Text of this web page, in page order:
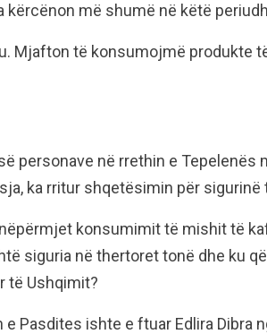
më shumë në këtë
Mjafton të konsumojmë produkte
personave në rrethin e Tepelenës
ka rritur shqetësimin për sigurinë
konsumimit të mishit të
siguria në thertoret tonë dhe ku
të Ushqimit?
Pasdites ishte e ftuar Edlira Dibra